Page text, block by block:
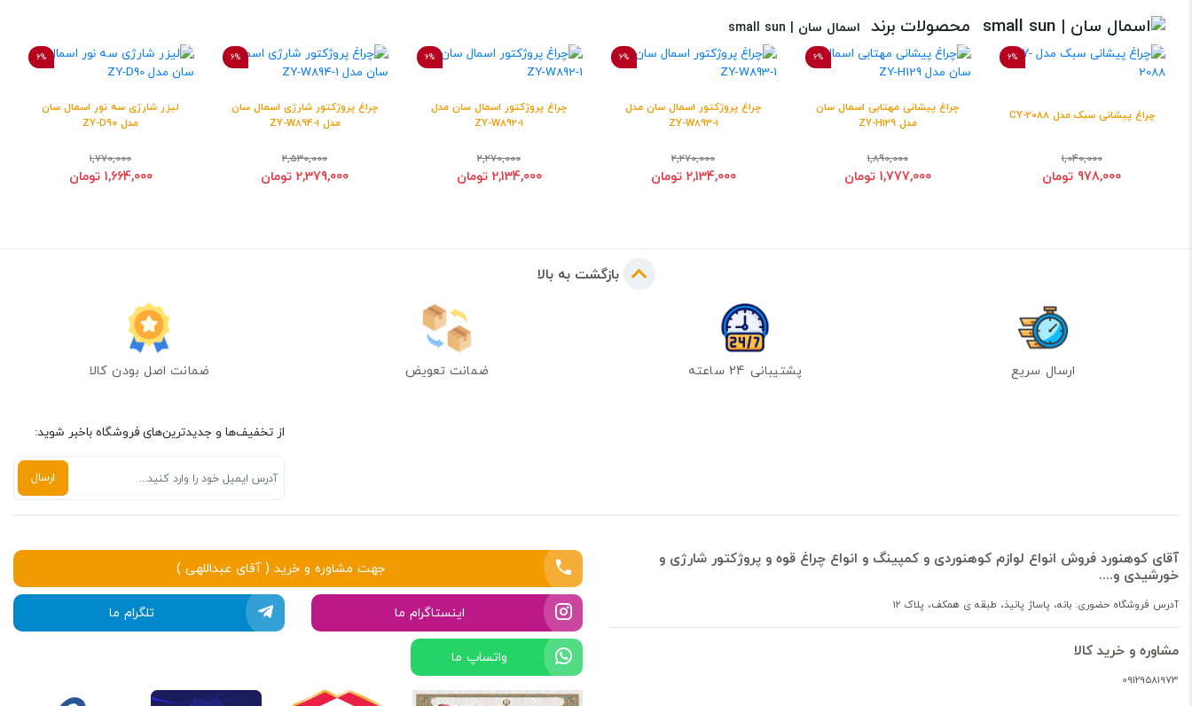
محصولات برند اسمال سان | small sun
6%
چراغ پیشانی سبک مدل CY-2088
1,040,000
978,000 تومان
6%
چراغ پیشانی مهتابی اسمال سان
مدل ZY-H129
1,890,000
1,777,000 تومان
6%
چراغ پروژکتور اسمال سان مدل
ZY-W893-1
2,270,000
2,134,000 تومان
6%
چراغ پروژکتور اسمال سان مدل
ZY-W892-1
2,270,000
2,134,000 تومان
6%
چراغ پروژکتور شارژی اسمال سان
مدل ZY-W894-1
2,530,000
2,379,000 تومان
6%
لیزر شارژی سه نور اسمال سان
مدل ZY-D90
1,770,000
1,664,000 تومان
بازگشت به بالا
ارسال سریع پشتیبانی 24 ساعته ضمانت تعویض ضمانت اصل بودن کالا
از تخفیف‌ها و جدیدترین‌های فروشگاه باخبر شوید:
آقای کوهنورد فروش انواع لوازم کوهنوردی و کمپینگ و انواع چراغ قوه و پروژکتور شارژی و
خورشیدی و....
آدرس فروشگاه حضوری: بانه، پاساژ پانیذ، طبقه ی همکف، پلاک 12
مشاوره و خرید کالا
09129581973
جهت مشاوره و خرید ( آقای عبداللهی )
اینستاگرام ما
تلگرام ما
واتساپ ما